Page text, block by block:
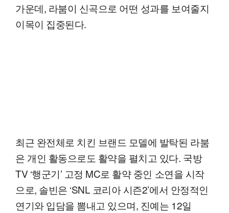
가운데, 라붐이 신곡으로 어떤 성과를 보여줄지
이목이 집중된다.
최근 완전체로 치킨 브랜드 모델에 발탁된 라붐
은 개인 활동으로도 활약을 펼치고 있다. 국방
TV ‘행군기’ 고정 MC로 활약 중인 소연을 시작
으로, 솔빈은 ‘SNL 코리아 시즌2’에서 안정적인
연기와 입담을 뽐내고 있으며, 진예는 12일